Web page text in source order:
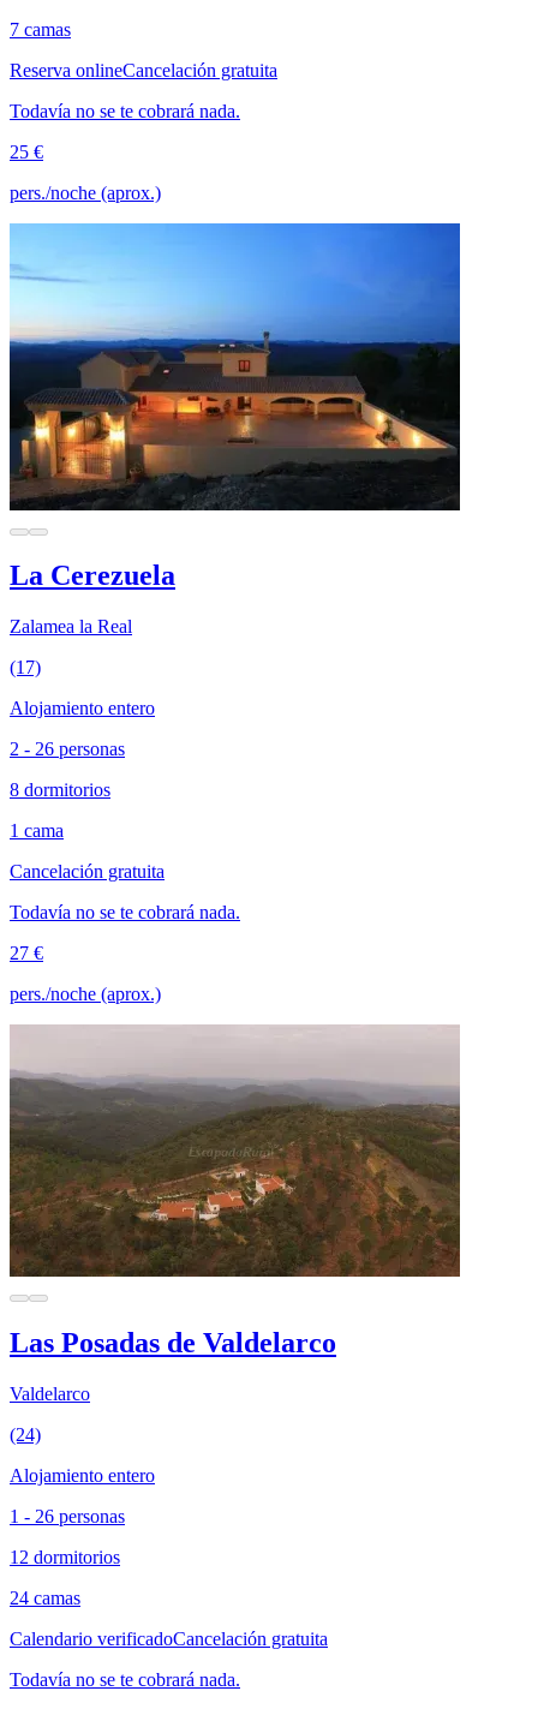
7 camas
Reserva onlineCancelación gratuita
Todavía no se te cobrará nada.
25 €
pers./noche (aprox.)
La Cerezuela
Zalamea la Real
(17)
Alojamiento entero
2 - 26 personas
8 dormitorios
1 cama
Cancelación gratuita
Todavía no se te cobrará nada.
27 €
pers./noche (aprox.)
Las Posadas de Valdelarco
Valdelarco
(24)
Alojamiento entero
1 - 26 personas
12 dormitorios
24 camas
Calendario verificadoCancelación gratuita
Todavía no se te cobrará nada.